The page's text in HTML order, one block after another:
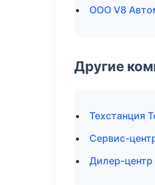
ООО V8
Другие
Техстанция
Сервис-
Дилер-